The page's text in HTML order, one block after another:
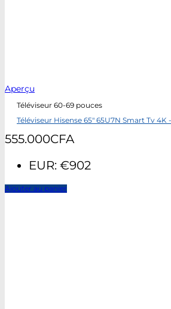
Aperçu
Téléviseur 60-69 pouces
Téléviseur Hisense 65″ 65U7N Smart Tv
555.000CFA
EUR: €902
Ajouter au panier